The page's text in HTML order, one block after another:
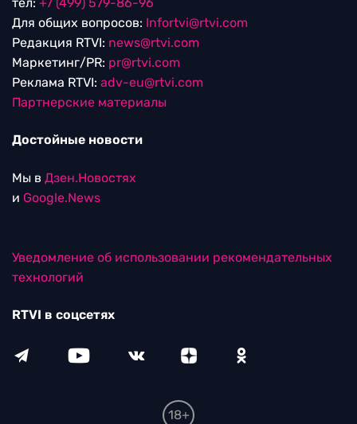
Для общих вопросов: Infortvi@rtvi.com
Редакция RTVI: news@rtvi.com
Маркетинг/PR: pr@rtvi.com
Реклама RTVI: adv-eu@rtvi.com
Партнерские материалы
Достойные новости
Мы в Дзен.Новостях
и Google.News
Уведомление об использовании рекомендательных
технологий
RTVI в соцсетях
18+